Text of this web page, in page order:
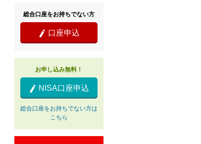
総合口座をお持ちでない方
 口座申込
お申し込み無料！
 NISA口座申込
総合口座をお持ちでない方は
こちら